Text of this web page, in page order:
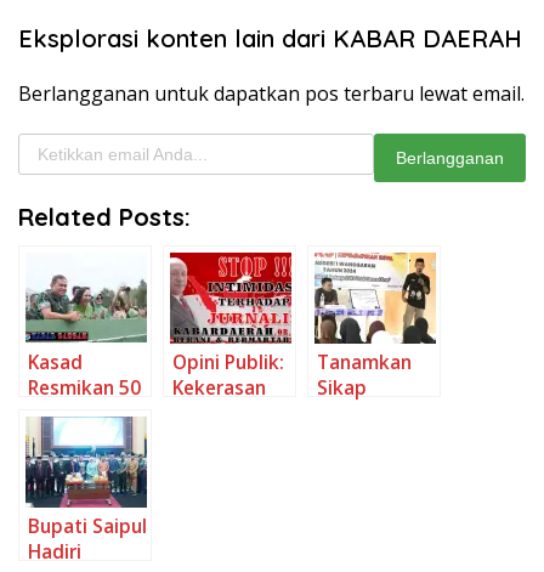
Kasad
Resmikan 50
Sumber Air
Bersih dan
Perahu
Ponton
Pengangkut
Sampah di
Toba
Opini Publik:
Kekerasan
terhadap
Jurnalis
Investigatif,
Ancaman
Bagi
Demokrasi
dan Hukum
yang Belum
Tanamkan
Sikap
Negeri 1
Wanggarasi
Gelar LDKS II
di Pantai
Libuo
Bupati Saipul
Hadiri
Paripurna
HUT
Kabupaten
Bone
Bolango ke-
22
Kapolres
Kasus ITE
Kejaksaan
Lembaga Studi dan Bantuan Hukum Teratai
Pengadilan Negeri Demak